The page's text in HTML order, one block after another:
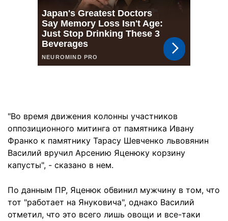
"Во время движения колонны участников
оппозиционного митинга от памятника Ивану
Франко к памятнику Тарасу Шевченко львовянин
Василий вручил Арсению Яценюку корзину
капусты", - сказано в нем.
По данным ПР, Яценюк обвинил мужчину в том, что
тот "работает на Януковича", однако Василий
отметил, что это всего лишь овощи и все-таки